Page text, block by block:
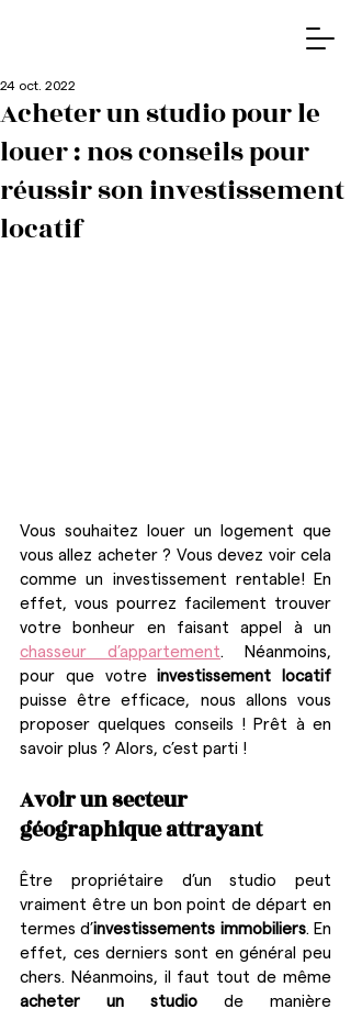
Acheter un studio pour le
louer : nos conseils pour
réussir son investissement
locatif
24 oct. 2022
Vous souhaitez louer un logement que
vous allez acheter ? Vous devez voir cela
comme un investissement rentable! En
effet, vous pourrez facilement trouver
chasseur d’appartement. Néanmoins,
pour que votre investissement locatif
puisse être efficace, nous allons vous
proposer quelques conseils ! Prêt à en
savoir plus ? Alors, c’est parti !
Avoir un secteur
géographique attrayant
Être propriétaire d’un studio peut
vraiment être un bon point de départ en
termes d’investissements immobiliers. En
effet, ces derniers sont en général peu
acheter un studio de manière